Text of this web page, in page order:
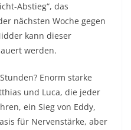
Abstieg“, das
nächsten Woche gegen
kann dieser
werden.
Enorm starke
und Luca, die jeder
ein Sieg von Eddy,
für Nervenstärke, aber